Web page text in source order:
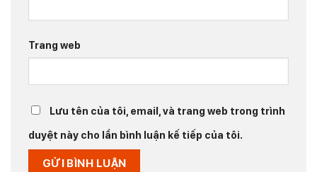
Trang web
Lưu tên của tôi, email, và trang web trong trình
duyệt này cho lần bình luận kế tiếp của tôi.